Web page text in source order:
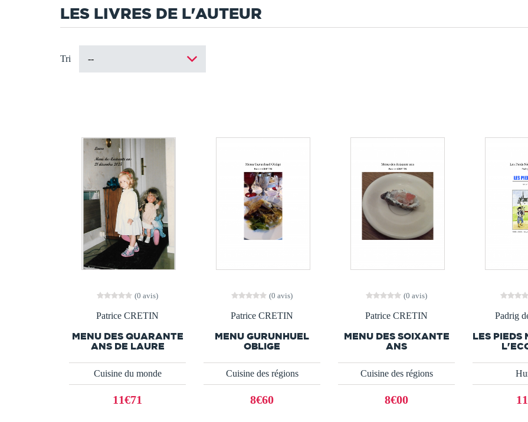
LES LIVRES DE L'AUTEUR
Tri
(0 avis)
Patrice CRETIN
MENU DES QUARANTE
ANS DE LAURE
Cuisine du monde
11€71
(0 avis)
Patrice CRETIN
MENU GURUNHUEL
OBLIGE
Cuisine des régions
8€60
(0 avis)
Patrice CRETIN
MENU DES SOIXANTE
ANS
Cuisine des régions
8€00
Padrig
LES PIEDS